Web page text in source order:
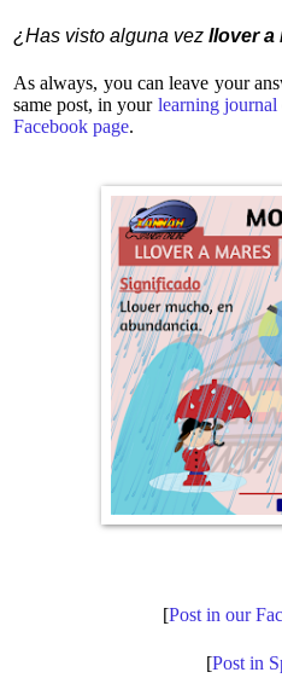
¿Has visto alguna vez llover a
As always, you can leave your
same post, in your learning journal
Facebook page.
[Post in our
[Post in